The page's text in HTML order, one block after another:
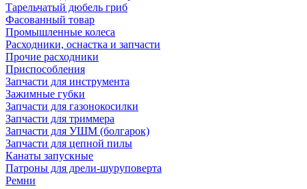
Тарельчатый дюбель гриб
Фасованный товар
Промышленные колеса
Расходники, оснастка и запчасти
Прочие расходники
Приспособления
Запчасти для инструмента
Зажимные губки
Запчасти для газонокосилки
Запчасти для триммера
Запчасти для УШМ (болгарок)
Запчасти для цепной пилы
Канаты запускные
Патроны для дрели-шуруповерта
Ремни